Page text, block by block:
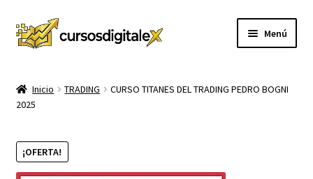
Ir
a
Ir
al
Menú
TIENDA
CURSOS
Inicio TRADING
CURSO TITANES DEL TRADING PEDRO BOGNI
2025
¡OFERTA!